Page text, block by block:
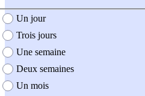
création de l'offre
Un jour
Trois jours
Une semaine
Deux semaines
Un mois